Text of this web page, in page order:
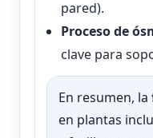
pared).
Proceso de
clave para
En resumen, la
en plantas